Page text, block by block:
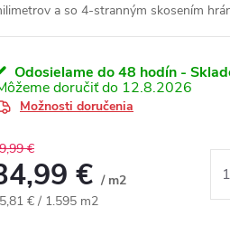
a so 4-stranným skosením
Odosielame do 48 hodín -
12.8.2026
Možnosti doručenia
€
€ / m2
cena:
€ / 1.595 m2